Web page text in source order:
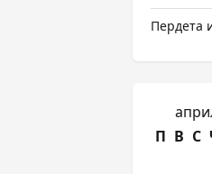
Пердета
П В С